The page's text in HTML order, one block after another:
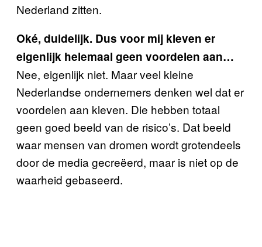
Nederland zitten.
Oké, duidelijk. Dus voor mij kleven er
eigenlijk helemaal geen voordelen aan…
Nee, eigenlijk niet. Maar veel kleine
Nederlandse ondernemers denken wel dat er
voordelen aan kleven. Die hebben totaal
geen goed beeld van de risico’s. Dat beeld
waar mensen van dromen wordt grotendeels
door de media gecreëerd, maar is niet op de
waarheid gebaseerd.